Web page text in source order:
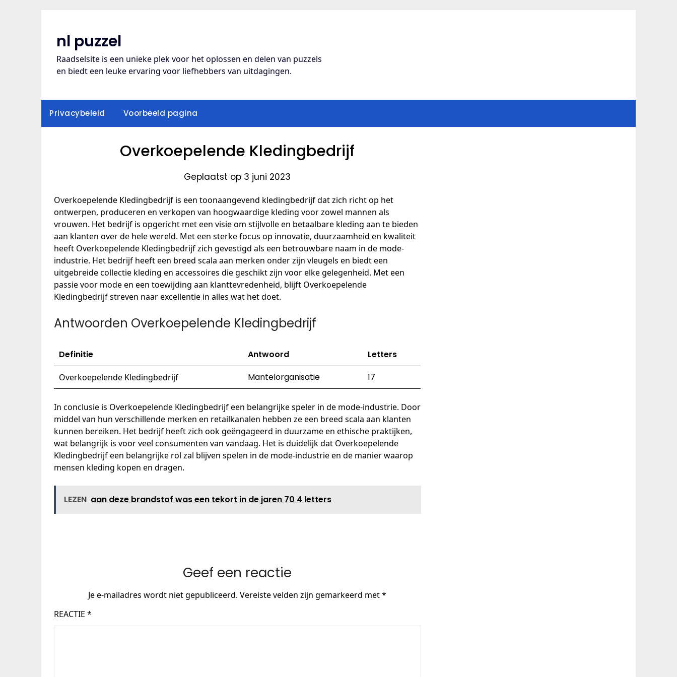
nl puzzel
Raadselsite is een unieke plek voor het oplossen en delen van puzzels
en biedt een leuke ervaring voor liefhebbers van uitdagingen.
Privacybeleid Voorbeeld pagina
Overkoepelende Kledingbedrijf
Geplaatst op 3 juni 2023
Overkoepelende Kledingbedrijf is een toonaangevend kledingbedrijf dat zich richt op het
ontwerpen, produceren en verkopen van hoogwaardige kleding voor zowel mannen als
vrouwen. Het bedrijf is opgericht met een visie om stijlvolle en betaalbare kleding aan te bieden
aan klanten over de hele wereld. Met een sterke focus op innovatie, duurzaamheid en kwaliteit
heeft Overkoepelende Kledingbedrijf zich gevestigd als een betrouwbare naam in de mode-
industrie. Het bedrijf heeft een breed scala aan merken onder zijn vleugels en biedt een
uitgebreide collectie kleding en accessoires die geschikt zijn voor elke gelegenheid. Met een
passie voor mode en een toewijding aan klanttevredenheid, blijft Overkoepelende
Kledingbedrijf streven naar excellentie in alles wat het doet.
Antwoorden Overkoepelende Kledingbedrijf
Definitie Antwoord Letters
Overkoepelende Kledingbedrijf Mantelorganisatie 17
In conclusie is Overkoepelende Kledingbedrijf een belangrijke speler in de mode-industrie. Door
middel van hun verschillende merken en retailkanalen hebben ze een breed scala aan klanten
kunnen bereiken. Het bedrijf heeft zich ook geëngageerd in duurzame en ethische praktijken,
wat belangrijk is voor veel consumenten van vandaag. Het is duidelijk dat Overkoepelende
Kledingbedrijf een belangrijke rol zal blijven spelen in de mode-industrie en de manier waarop
mensen kleding kopen en dragen.
LEZEN aan deze brandstof was een tekort in de jaren 70 4 letters
Geef een reactie
Je e-mailadres wordt niet gepubliceerd. Vereiste velden zijn gemarkeerd met*
REACTIE *